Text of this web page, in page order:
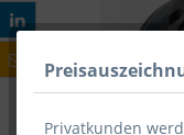
Privatkunden